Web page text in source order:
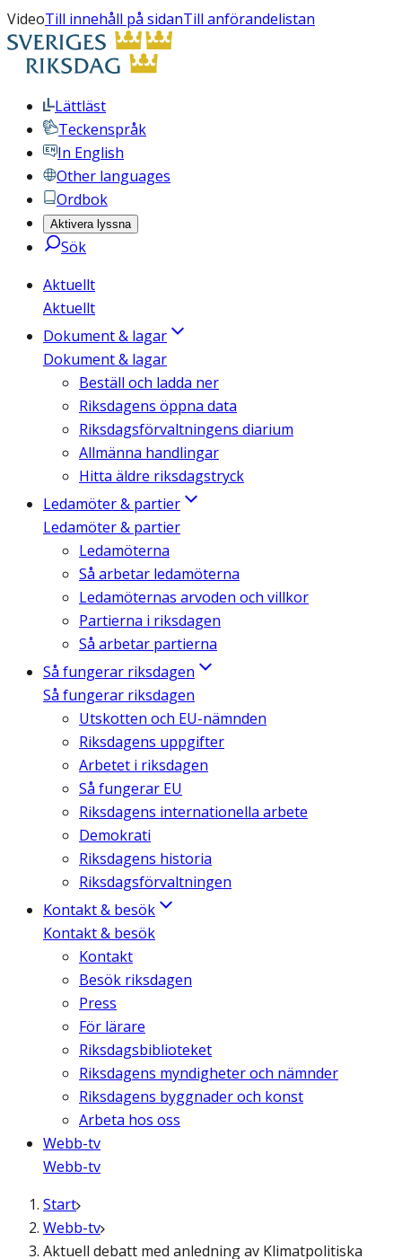
VideoTill innehåll på sidanTill anförandelistan
Lättläst
Teckenspråk
In English
Other languages
Ordbok
Aktivera lyssna
Sök
Aktuellt
Aktuellt
Dokument & lagar
Dokument & lagar
Beställ och ladda ner
Riksdagens öppna data
Riksdagsförvaltningens diarium
Allmänna handlingar
Hitta äldre riksdagstryck
Ledamöter & partier
Ledamöter & partier
Ledamöterna
Så arbetar ledamöterna
Ledamöternas arvoden och villkor
Partierna i riksdagen
Så arbetar partierna
Så fungerar riksdagen
Så fungerar riksdagen
Utskotten och EU-nämnden
Riksdagens uppgifter
Arbetet i riksdagen
Så fungerar EU
Riksdagens internationella arbete
Demokrati
Riksdagens historia
Riksdagsförvaltningen
Kontakt & besök
Kontakt & besök
Kontakt
Besök riksdagen
Press
För lärare
Riksdagsbiblioteket
Riksdagens myndigheter och nämnder
Riksdagens byggnader och konst
Arbeta hos oss
Webb-tv
Webb-tv
Start
Webb-tv
Aktuell debatt med anledning av Klimatpolitiska